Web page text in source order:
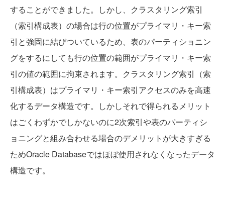
することができました。しかし、クラスタリング索引
（索引構成表）の場合は行の位置がプライマリ・キー索
引と強固に結びついているため、表のパーティショニン
グをするにしても行の位置の範囲がプライマリ・キー索
引の値の範囲に拘束されます。クラスタリング索引（索
引構成表）はプライマリ・キー索引アクセスのみを高速
化するデータ構造です。しかしそれで得られるメリット
はごくわずかでしかないのに2次索引や表のパーティシ
ョニングと組み合わせる場合のデメリットが大きすぎる
ためOracle Databaseではほぼ使用されなくなったデータ
構造です。